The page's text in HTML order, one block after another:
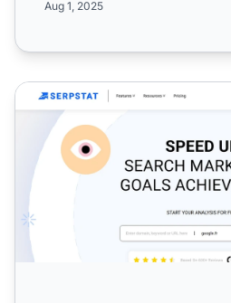
Aug 1, 2025
Serpstat Partnerprogram